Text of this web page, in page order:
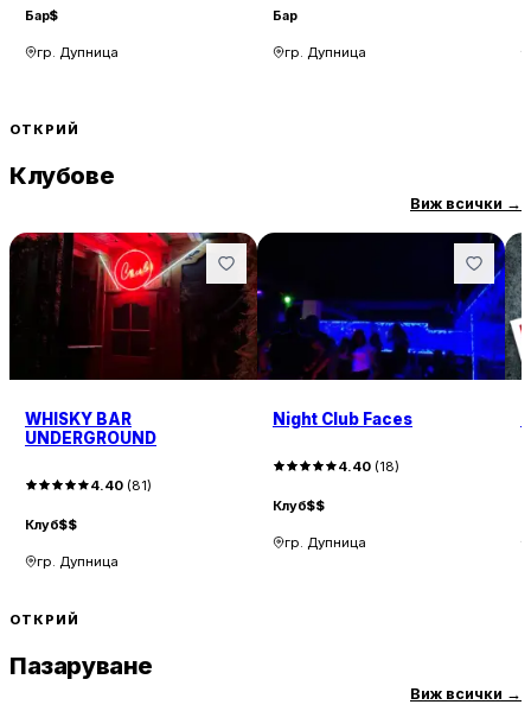
Бар$
гр. Дупница
Бар
гр. Дупница
ОТКРИЙ
Клубове
Виж всички →
WHISKY BAR
UNDERGROUND
4.40 (81)
Клуб$$
гр. Дупница
Night Club Faces
4.40 (18)
Клуб$$
гр. Дупница
ОТКРИЙ
Пазаруване
Виж всички →